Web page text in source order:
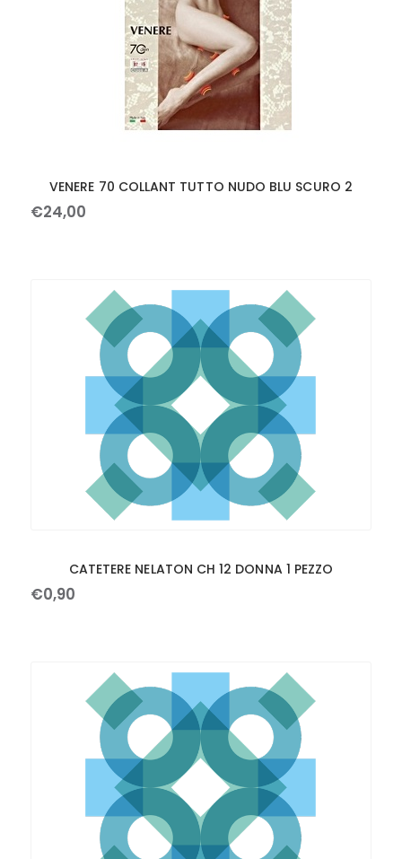
VENERE 70 COLLANT TUTTO NUDO BLU SCURO 2
€24,00
CATETERE NELATON CH 12 DONNA 1 PEZZO
€0,90